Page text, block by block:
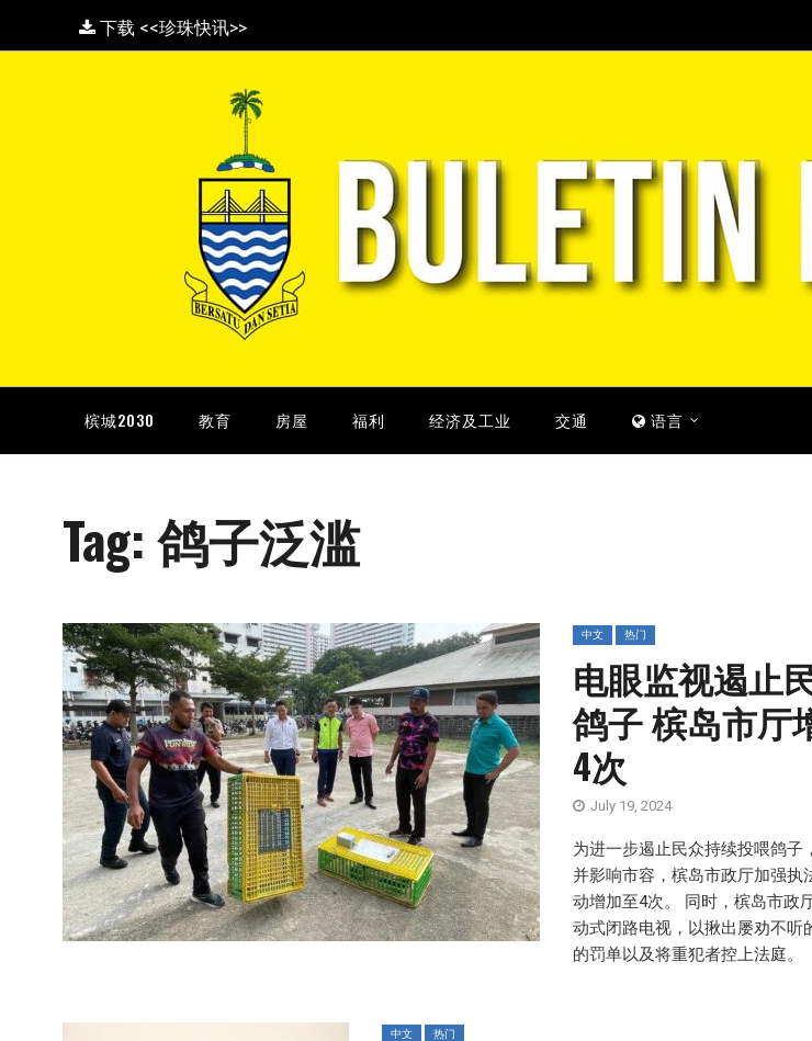
下载 <<珍珠快讯>>
槟城2030 教育 房屋 福利 经济及工业 交通 语言
Tag:鸽子泛滥
中文 热门
电眼监视遏止
鸽子 槟岛市厅
4次
July 19, 2024
为进一步遏止民众持续投喂鸽子
并影响市容，槟岛市政厅加强执
动增加至4次。 同时，槟岛市政
动式闭路电视，以揪出屡劝不听
的罚单以及将重犯者控上法庭。
中文 热门